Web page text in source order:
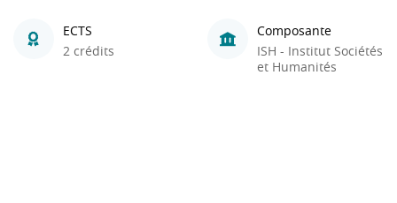
ECTS
2 crédits
Composante
ISH - Institut Sociétés
et Humanités